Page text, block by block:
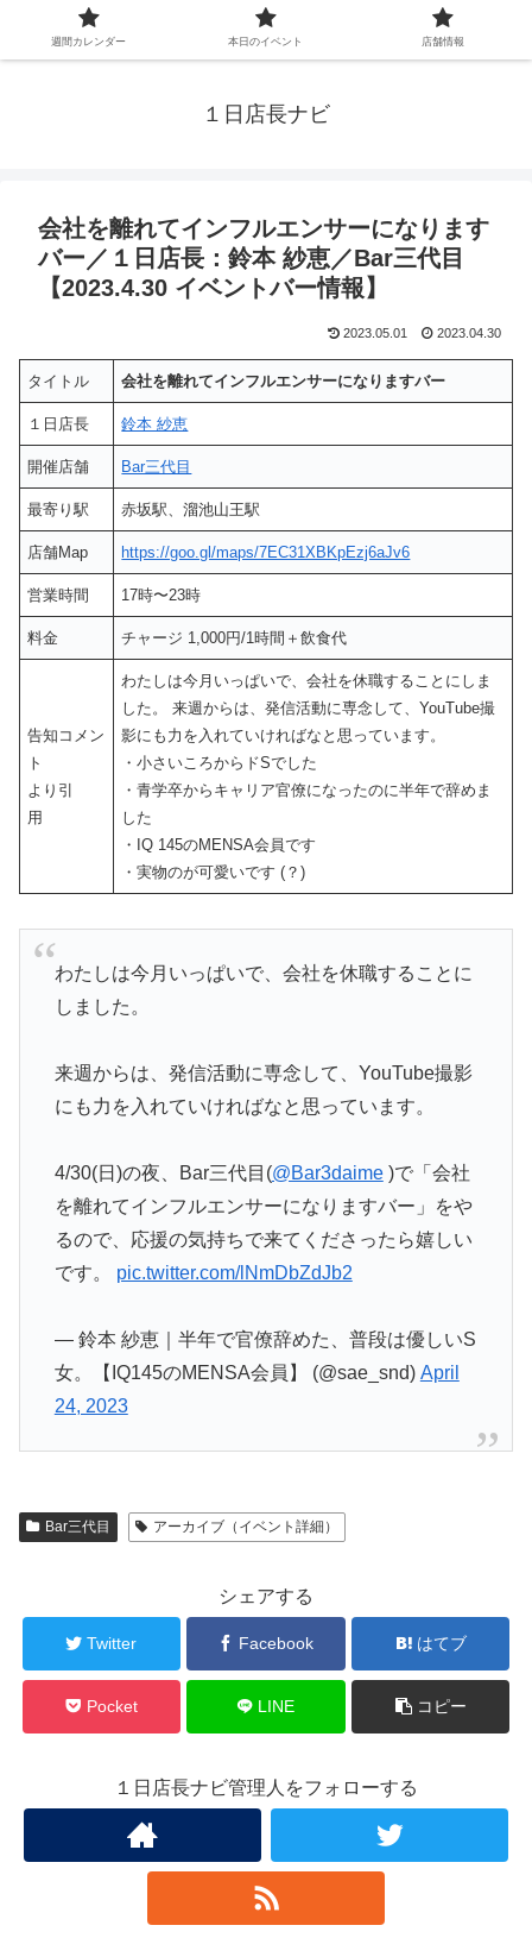
１日店長ナビ
会社を離れてインフルエンサーになります
バー／１日店長：鈴本 紗恵／Bar三代目
【2023.4.30 イベントバー情報】
2023.05.01 2023.04.30
タイトル 会社を離れてインフルエンサーになりますバー
１日店長 鈴本 紗恵
開催店舗 Bar三代目
最寄り駅 赤坂駅、溜池山王駅
店舗Map https://goo.gl/maps/7EC31XBKpEzj6aJv6
営業時間 17時〜23時
料金 チャージ 1,000円/1時間＋飲食代
告知コメン
ト
より引
用
わたしは今月いっぱいで、会社を休職することにしま
した。 来週からは、発信活動に専念して、YouTube撮
影にも力を入れていければなと思っています。
・小さいころからドSでした
・青学卒からキャリア官僚になったのに半年で辞めま
した
・IQ 145のMENSA会員です
・実物のが可愛いです (？)
わたしは今月いっぱいで、会社を休職することに
しました。
来週からは、発信活動に専念して、YouTube撮影
にも力を入れていければなと思っています。
4/30(日)の夜、Bar三代目(@Bar3daime)で「会社
を離れてインフルエンサーになりますバー」をや
るので、応援の気持ちで来てくださったら嬉しい
です。 pic.twitter.com/lNmDbZdJb2
— 鈴本 紗恵｜半年で官僚辞めた、普段は優しいS
女。【IQ145のMENSA会員】 (@sae_snd) April
24, 2023
Bar三代目 アーカイブ（イベント詳細）
シェアする
Twitter Facebook はてブ
Pocket LINE コピー
１日店長ナビ管理人をフォローする
週間カレンダー 本日のイベント 店舗情報